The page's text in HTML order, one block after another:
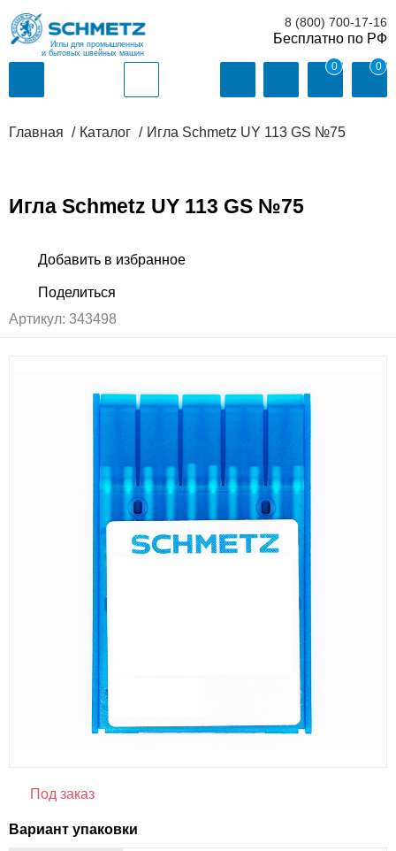
Иглы для промышленных
и бытовых швейных машин
8 (800) 700-17-16
0 0
Главная Каталог Игла Schmetz UY 113 GS №75
Игла Schmetz UY 113 GS №75
Артикул: 343498
Под заказ
Вариант упаковки